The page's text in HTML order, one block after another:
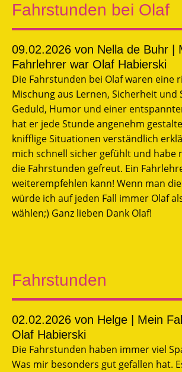
Fahrstunden bei Olaf
09.02.2026 von Nella de Buhr |
Fahrlehrer war Olaf Habierski
Die Fahrstunden bei Olaf waren eine
Mischung aus Lernen, Sicherheit und
Geduld, Humor und einer
hat er jede Stunde angenehm
knifflige Situationen verständlich
mich schnell sicher gefühlt und habe
die Fahrstunden gefreut. Ein
weiterempfehlen kann! Wenn man
würde ich auf jeden Fall immer Olaf
wählen;) Ganz lieben Dank Olaf!
Fahrstunden
02.02.2026 von Helge | Mein
Olaf Habierski
Die Fahrstunden haben immer viel
Was mir besonders gut gefallen hat.